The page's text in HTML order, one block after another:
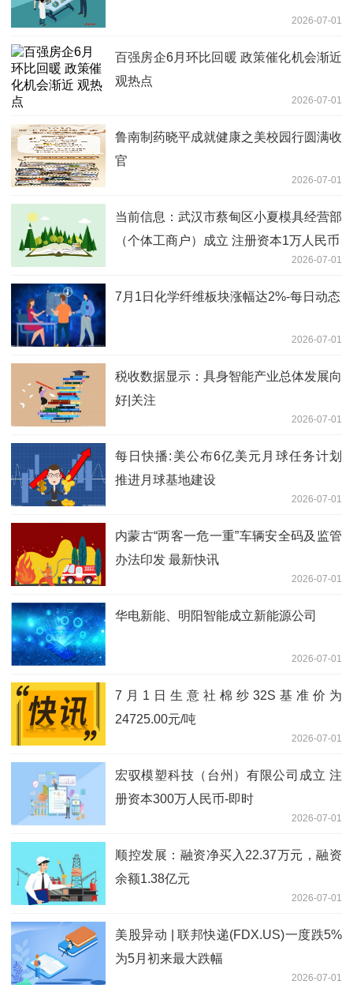
2026-07-01
百强房企6月环比回暖 政策催化机会渐近
观热点
2026-07-01
鲁南制药晓平成就健康之美校园行圆满收
官
2026-07-01
当前信息：武汉市蔡甸区小夏模具经营部
（个体工商户）成立 注册资本1万人民币
2026-07-01
7月1日化学纤维板块涨幅达2%-每日动态
2026-07-01
税收数据显示：具身智能产业总体发展向
好|关注
2026-07-01
每日快播:美公布6亿美元月球任务计划
推进月球基地建设
2026-07-01
内蒙古“两客一危一重”车辆安全码及监管
办法印发 最新快讯
2026-07-01
华电新能、明阳智能成立新能源公司
2026-07-01
7月1日生意社棉纱32S基准价为
24725.00元/吨
2026-07-01
宏驭模塑科技（台州）有限公司成立 注
册资本300万人民币-即时
2026-07-01
顺控发展：融资净买入22.37万元，融资
余额1.38亿元
2026-07-01
美股异动 | 联邦快递(FDX.US)一度跌5%
为5月初来最大跌幅
2026-07-01